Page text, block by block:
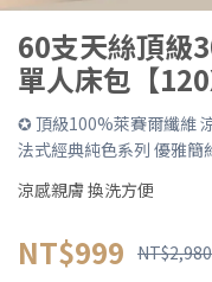
60支天絲頂級
單人床包【
✪ 頂級100%萊賽爾纖維
法式經典純色系列 優雅簡
涼感親膚 換洗方便
NT$999 NT$2,980